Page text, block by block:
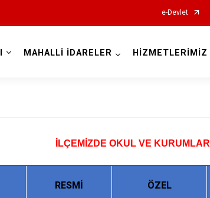
e-Devlet
Cumayeri
MAHALLİ İDARELER HİZMETLERİMİZ
İLÇEMİZDE OKUL VE KURUMLAR
RESMİ ÖZEL